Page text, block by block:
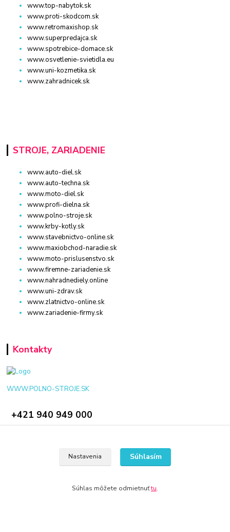
www.top-nabytok.sk
www.proti-skodcom.sk
www.retromaxishop.sk
www.superpredajca.sk
www.spotrebice-domace.sk
www.osvetlenie-svietidla.eu
www.uni-kozmetika.sk
www.zahradnicek.sk
STROJE, ZARIADENIE
www.auto-diel.sk
www.auto-techna.sk
www.moto-diel.sk
www.profi-dielna.sk
www.polno-stroje.sk
www.krby-kotly.sk
www.stavebnictvo-online.sk
www.maxiobchod-naradie.sk
www.moto-prislusenstvo.sk
www.firemne-zariadenie.sk
www.nahradnediely.online
www.uni-zdrav.sk
www.zlatnictvo-online.sk
www.zariadenie-firmy.sk
Kontakty
WWW.POLNO-STROJE.SK
+421 940 949 000
Nastavenia Súhlasím
Súhlas môžete odmietnuťtu.